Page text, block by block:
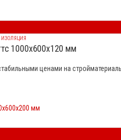
ИЗОЛЯЦИЯ
1000x600x120 мм
ценами на